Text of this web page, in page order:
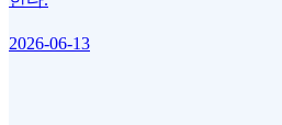
2026-06-13